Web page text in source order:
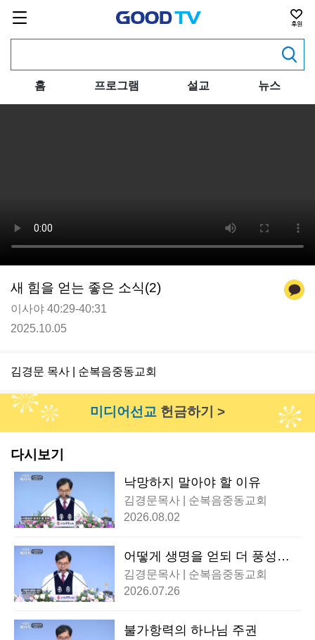
홈 프로그램 설교 뉴스
새 힘을 얻는 좋은 소식(2)
이사야 40:29-40:31
2025.10.05
김경문 목사 | 순복음중동교회
미디어선교 헌금하기 >
다시보기
낙망하지 말아야 할 이유
김경문목사 | 순복음중동교회
2026.08.02
어떻게 생명을 얻되 더 풍성히
얻는가?
김경문목사 | 순복음중동교회
2026.07.26
불가항력의 하나님 주권